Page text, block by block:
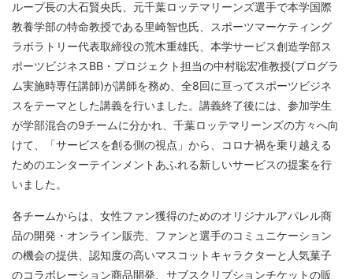
ループ長の大石賢央氏、元千葉ロッテマリーンズ選手で本学国際
教養学部の特命教授である里崎智也氏、スポーツマーケティング
ラボラトリー代表取締役の荒木重雄氏、本学サービス創造学部ス
ポーツビジネスBB・プロジェクト担当の中村聡宏准教授(プログラ
ム実施時専任講師)が講師を務め、全8回に亘ってスポーツビジネ
スをテーマとした講義を行いました。講義終了後には、参加学生
が学部混合の9チームに分かれ、千葉ロッテマリーンズの方々へ向
けて、「サービスを創る側の視点」から、コロナ禍を乗り越える
ためのエンターテインメントあふれる新しいサービスの提案を行
いました。
各チームからは、女性ファン獲得のためのオリジナルアパレル商
品の開発・オンライン販売、ファンと選手のコミュニケーション
の機会の提供、認知度の高いマスコットキャラクターと人気菓子
のコラボレーション商品開発、サブスクリプションチケットの販